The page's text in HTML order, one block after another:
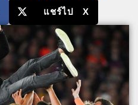
แชร์ไป X